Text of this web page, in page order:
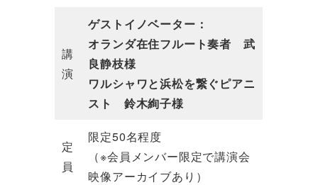
講
演
ゲストイノベーター：
オランダ在住フルート奏者 武
良静枝様
ワルシャワと浜松を繋ぐピアニ
スト 鈴木絢子様
定
員
限定50名程度
（※会員メンバー限定で講演会
映像アーカイブあり）